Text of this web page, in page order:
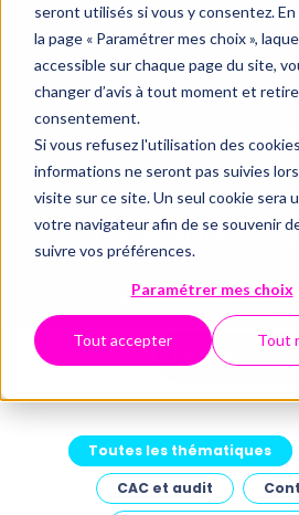
seront utilisés si vous y consentez.
la page « Paramétrer mes choix »,
accessible sur chaque page du site,
changer d’avis à tout moment et
consentement.
Si vous refusez l'utilisation des
informations ne seront pas suivies
visite sur ce site. Un seul cookie sera
votre navigateur afin de se souvenir
suivre vos préférences.
Paramétrer mes choix
Tout accepter Tout
Articles de blog, webinaires,
clients… découvrez tous nos
pratiques
et nos retours d’expérience
Tous les contenus
Boîte à outils
Toutes les thématiques
CAC et audit